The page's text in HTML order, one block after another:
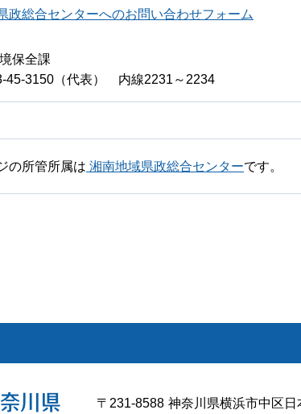
政総合センターへのお問い合わせフォーム
保全課
45-3150（代表） 内線2231～2234
の所管所属は 湘南地域県政総合センターです。
〒231-8588 神奈川県横浜市中区日